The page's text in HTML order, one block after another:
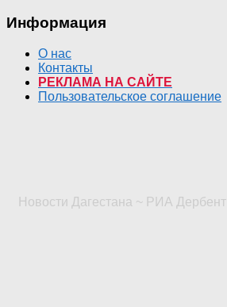
Информация
О нас
Контакты
РЕКЛАМА НА САЙТЕ
Пользовательское соглашение
Новости Дагестана ~ РИА Дербент